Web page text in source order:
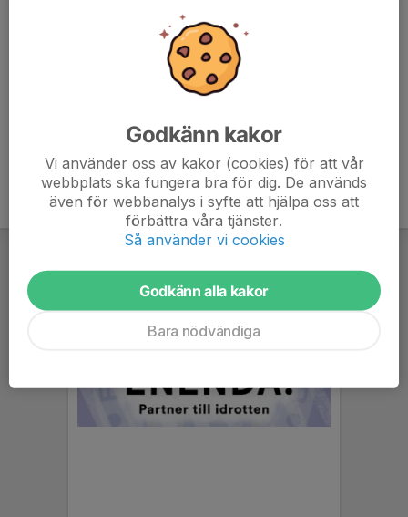
Godkänn kakor
Vi använder oss av kakor (cookies) för att vår
webbplats ska fungera bra för dig. De används
även för webbanalys i syfte att hjälpa oss att
förbättra våra tjänster.
Så använder vi cookies
Godkänn alla kakor
Bara nödvändiga